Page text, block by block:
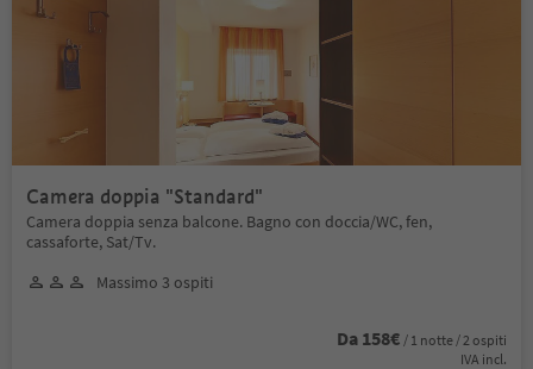
Camera doppia "Standard"
Camera doppia senza balcone. Bagno con doccia/WC, fen,
cassaforte, Sat/Tv.
Massimo 3 ospiti
Da 158€ / 1 notte / 2 ospiti
IVA incl.